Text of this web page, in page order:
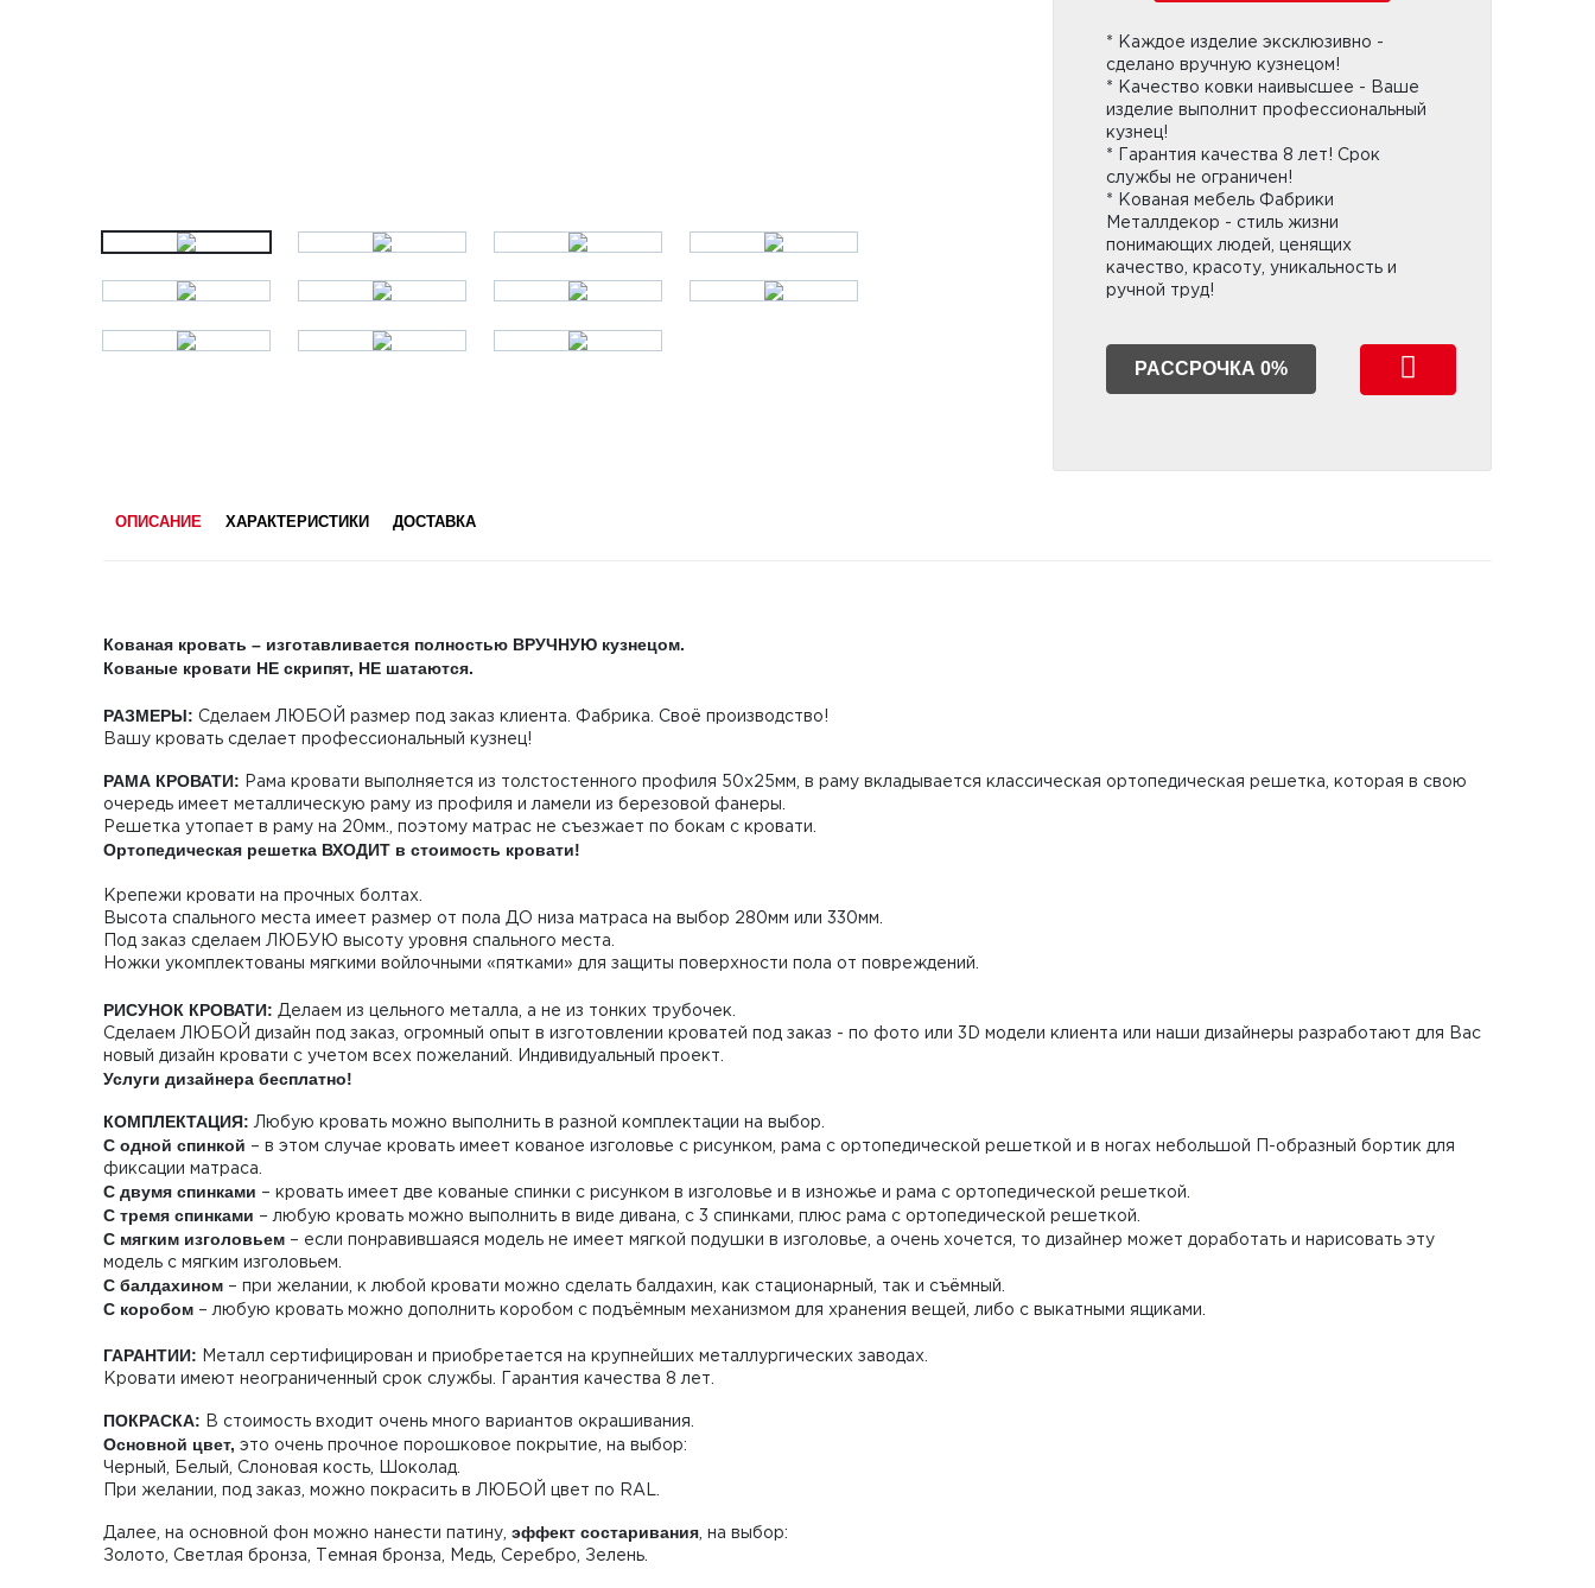
* Каждое изделие эксклюзивно -
сделано вручную кузнецом!
* Качество ковки наивысшее - Ваше
изделие выполнит профессиональный
кузнец!
* Гарантия качества 8 лет! Срок
службы не ограничен!
* Кованая мебель Фабрики
Металлдекор - стиль жизни
понимающих людей, ценящих
качество, красоту, уникальность и
ручной труд!
РАССРОЧКА 0%
ОПИСАНИЕ ХАРАКТЕРИСТИКИ ДОСТАВКА
Кованая кровать – изготавливается полностью ВРУЧНУЮ кузнецом.
Кованые кровати НЕ скрипят, НЕ шатаются.
РАЗМЕРЫ: Сделаем ЛЮБОЙ размер под заказ клиента. Фабрика. Своё производство!
Вашу кровать сделает профессиональный кузнец!
РАМА КРОВАТИ:
Рама кровати выполняется из толстостенного профиля 50х25мм, в раму вкладывается классическая ортопедическая решетка, которая в свою
очередь имеет металлическую раму из профиля и ламели из березовой фанеры.
Решетка утопает в раму на 20мм., поэтому матрас не съезжает по бокам с кровати.
Ортопедическая решетка ВХОДИТ в стоимость кровати!
Крепежи кровати на прочных болтах.
Высота спального места имеет размер от пола ДО низа матраса на выбор 280мм или 330мм.
Под заказ сделаем ЛЮБУЮ высоту уровня спального места.
Ножки укомплектованы мягкими войлочными «пятками» для защиты поверхности пола от повреждений.
РИСУНОК КРОВАТИ: Делаем из цельного металла, а не из тонких трубочек.
Сделаем ЛЮБОЙ дизайн под заказ, огромный опыт в изготовлении кроватей под заказ - по фото или 3D модели клиента или наши дизайнеры разработают для Вас
новый дизайн кровати с учетом всех пожеланий. Индивидуальный проект.
Услуги дизайнера бесплатно!
КОМПЛЕКТАЦИЯ: Любую кровать можно выполнить в разной комплектации на выбор.
С одной спинкой – в этом случае кровать имеет кованое изголовье с рисунком, рама с ортопедической решеткой и в ногах небольшой П-образный бортик для
фиксации матраса.
С двумя спинками – кровать имеет две кованые спинки с рисунком в изголовье и в изножье и рама с ортопедической решеткой.
С тремя спинками – любую кровать можно выполнить в виде дивана, с 3 спинками, плюс рама с ортопедической решеткой.
С мягким изголовьем – если понравившаяся модель не имеет мягкой подушки в изголовье, а очень хочется, то дизайнер может доработать и нарисовать эту
модель с мягким изголовьем.
С балдахином – при желании, к любой кровати можно сделать балдахин, как стационарный, так и съёмный.
С коробом – любую кровать можно дополнить коробом с подъёмным механизмом для хранения вещей, либо с выкатными ящиками.
ГАРАНТИИ: Металл сертифицирован и приобретается на крупнейших металлургических заводах.
Кровати имеют неограниченный срок службы. Гарантия качества 8 лет.
ПОКРАСКА: В стоимость входит очень много вариантов окрашивания.
Основной цвет, это очень прочное порошковое покрытие, на выбор:
Черный, Белый, Слоновая кость, Шоколад.
При желании, под заказ, можно покрасить в ЛЮБОЙ цвет по RAL.
Далее, на основной фон можно нанести патину, эффект состаривания , на выбор:
Золото, Светлая бронза, Темная бронза, Медь, Серебро, Зелень.